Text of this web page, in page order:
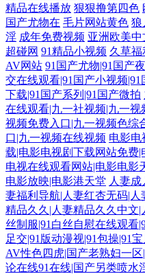
精品在线播放 狠狠撸第四色
国产尤物在 毛片网站黄色 狼
淫 成年免费视频 亚洲欧美中
超碰网 91精品小视频 久草
AV网站 91国产尤物|91国产
交在线观看|91国产小视频
下载|91国产系列|91国产微拍
在线观看|九一社视频|九一
视频免费入口|九一视频色综
口|九一视频在线视频 电影电
载|电影电视剧下载网站免费
电视在线观看网站|电影电影
电影放映|电影港天堂 人妻成
妻福利导航|人妻红杏无码|
精品久久|人妻精品久久中文|
丝制服|91白丝自慰在线观看
足交|91版动漫视|91包操|91
AV性色四虎|国产老熟妇一
论在线91在线|国产另类喷水